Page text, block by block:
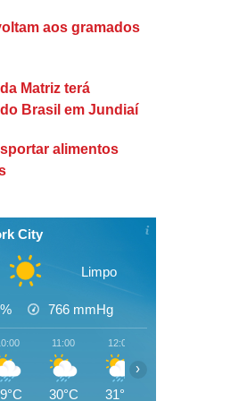
aos gramados
Matriz terá
Brasil em Jundiaí
alimentos
City
Limpo
766 mmHg
11:00
30°C
12:00
31°C
›